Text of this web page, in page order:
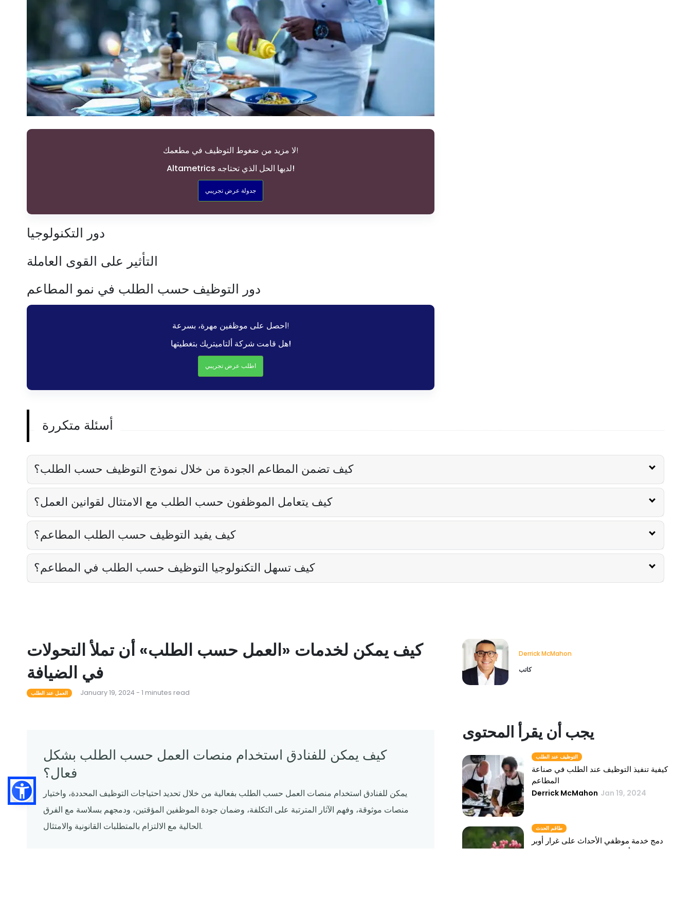
لا مزيد من ضغوط التوظيف في مطعمك!
Altametrics لديها الحل الذي تحتاجه!
جدولة عرض تجريبي
دور التكنولوجيا
التأثير على القوى العاملة
دور التوظيف حسب الطلب في نمو المطاعم
احصل على موظفين مهرة، بسرعة!
هل قامت شركة ألتاميتريك بتغطيتها!
اطلب عرض تجريبي
أسئلة متكررة
كيف تضمن المطاعم الجودة من خلال نموذج التوظيف حسب الطلب؟
كيف يتعامل الموظفون حسب الطلب مع الامتثال لقوانين العمل؟
كيف يفيد التوظيف حسب الطلب المطاعم؟
كيف تسهل التكنولوجيا التوظيف حسب الطلب في المطاعم؟
كيف يمكن لخدمات «العمل حسب الطلب» أن تملأ التحولات
في الضيافة
العمل عند الطلب January 19, 2024 - 1 minutes read
Derrick McMahon
كاتب
كيف يمكن للفنادق استخدام منصات العمل حسب الطلب بشكل
فعال؟
يمكن للفنادق استخدام منصات العمل حسب الطلب بفعالية من خلال تحديد احتياجات التوظيف المحددة، واختيار
منصات موثوقة، وفهم الآثار المترتبة على التكلفة، وضمان جودة الموظفين المؤقتين، ودمجهم بسلاسة مع الفرق
الحالية مع الالتزام بالمتطلبات القانونية والامتثال.
يجب أن يقرأ المحتوى
التوظيف عند الطلب
كيفية تنفيذ التوظيف عند الطلب في صناعة
المطاعم
Derrick McMahon Jan 19, 2024
طاقم الحدث
دمج خدمة موظفي الأحداث على غرار أوبر
في أعمال تقديم الطعام الخاصة بك